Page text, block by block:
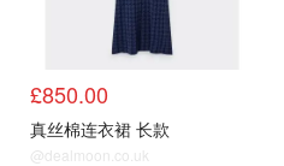
£850.00
真丝棉连衣裙 长款
@dealmoon.co.uk